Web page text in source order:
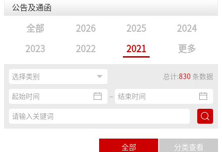
公告及通函
全部 2026 2025 2024
2023 2022 2021 更多
总计:830 条数据
全部 分类查看